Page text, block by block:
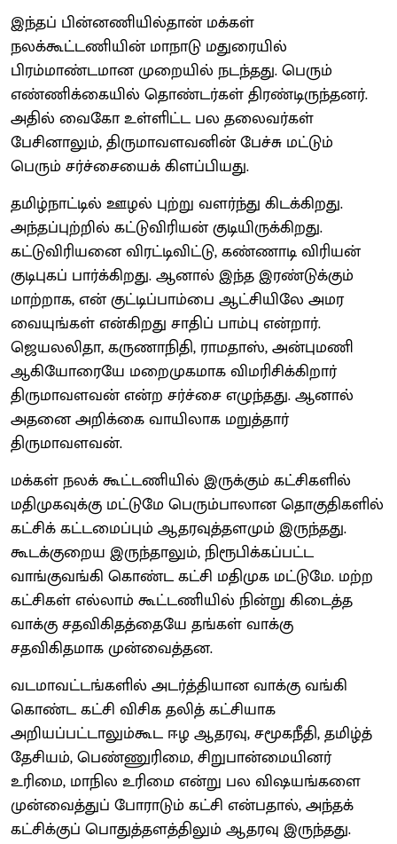
இந்தப் பின்னணியில்தான் மக்கள்
நலக்கூட்டணியின் மாநாடு மதுரையில்
பிரம்மாண்டமான முறையில் நடந்தது. பெரும்
எண்ணிக்கையில் தொண்டர்கள் திரண்டிருந்தனர்.
அதில் வைகோ உள்ளிட்ட பல தலைவர்கள்
பேசினாலும், திருமாவளவனின் பேச்சு மட்டும்
பெரும் சர்ச்சையைக் கிளப்பியது.
தமிழ்நாட்டில் ஊழல் புற்று வளர்ந்து கிடக்கிறது.
அந்தப்புற்றில் கட்டுவிரியன் குடியிருக்கிறது.
கட்டுவிரியனை விரட்டிவிட்டு, கண்ணாடி விரியன்
குடிபுகப் பார்க்கிறது. ஆனால் இந்த இரண்டுக்கும்
மாற்றாக, என் குட்டிப்பாம்பை ஆட்சியிலே அமர
வையுங்கள் என்கிறது சாதிப் பாம்பு என்றார்.
ஜெயலலிதா, கருணாநிதி, ராமதாஸ், அன்புமணி
ஆகியோரையே மறைமுகமாக விமரிசிக்கிறார்
திருமாவளவன் என்ற சர்ச்சை எழுந்தது. ஆனால்
அதனை அறிக்கை வாயிலாக மறுத்தார்
திருமாவளவன்.
மக்கள் நலக் கூட்டணியில் இருக்கும் கட்சிகளில்
மதிமுகவுக்கு மட்டுமே பெரும்பாலான தொகுதிகளில்
கட்சிக் கட்டமைப்பும் ஆதரவுத்தளமும் இருந்தது.
கூடக்குறைய இருந்தாலும், நிரூபிக்கப்பட்ட
வாங்குவங்கி கொண்ட கட்சி மதிமுக மட்டுமே. மற்ற
கட்சிகள் எல்லாம் கூட்டணியில் நின்று கிடைத்த
வாக்கு சதவிகிதத்தையே தங்கள் வாக்கு
சதவிகிதமாக முன்வைத்தன.
வடமாவட்டங்களில் அடர்த்தியான வாக்கு வங்கி
கொண்ட கட்சி விசிக தலித் கட்சியாக
அறியப்பட்டாலும்கூட ஈழ ஆதரவு, சமூகநீதி, தமிழ்த்
தேசியம், பெண்ணுரிமை, சிறுபான்மையினர்
உரிமை, மாநில உரிமை என்று பல விஷயங்களை
முன்வைத்துப் போராடும் கட்சி என்பதால், அந்தக்
கட்சிக்குப் பொதுத்தளத்திலும் ஆதரவு இருந்தது.